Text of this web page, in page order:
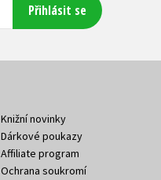
Přihlásit se
Knižní novinky
Dárkové poukazy
Affiliate program
Ochrana soukromí